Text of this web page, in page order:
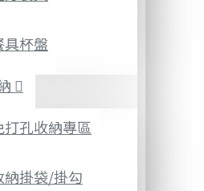
具杯盤
打孔收納專區
納掛袋/掛勾